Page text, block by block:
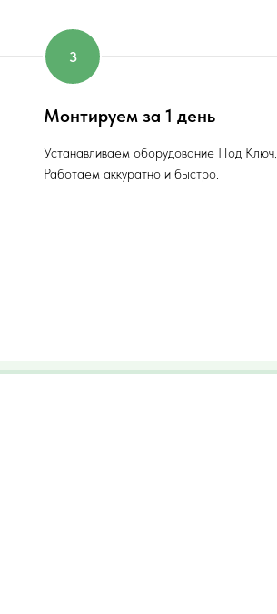
Монтируем за 1 день
Устанавливаем оборудование Под Ключ.
Работаем аккуратно и быстро.